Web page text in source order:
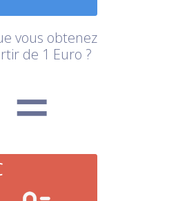
vous obtenez
de 1 Euro ?